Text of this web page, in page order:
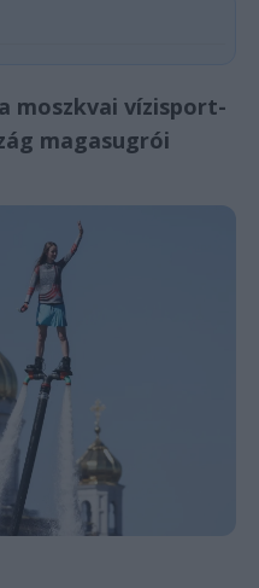
moszkvai vízisport-
magasugrói